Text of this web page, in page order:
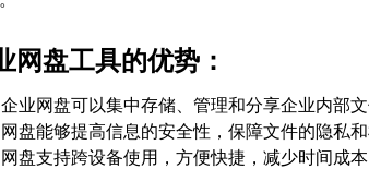
网盘工具的优势：
企业网盘可以集中存储、管理和分享企业内部
网盘能够提高信息的安全性，保障文件的隐私和
网盘支持跨设备使用，方便快捷，减少时间成本